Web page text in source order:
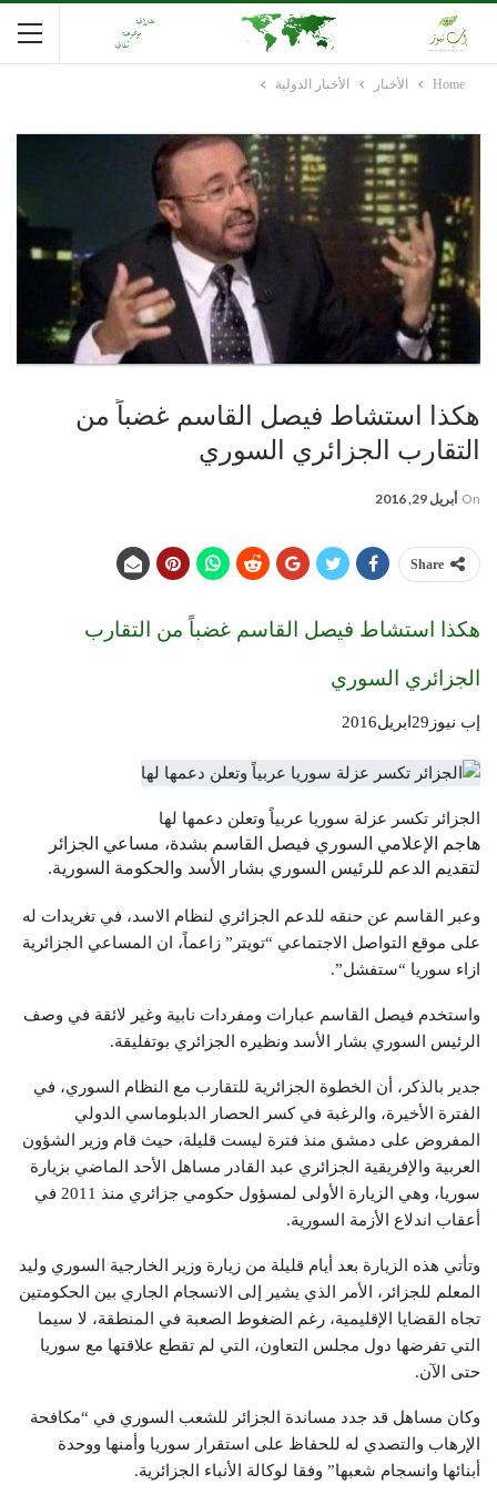
Home الأخبار الأخبار الدولية
هكذا استشاط فيصل القاسم غضباً من
التقارب الجزائري السوري
On أبريل 29, 2016
Share
هكذا استشاط فيصل القاسم غضباً من التقارب
الجزائري السوري
إب نيوز29ابريل2016
الجزائر تكسر عزلة سوريا عربياً وتعلن دعمها لها
هاجم الإعلامي السوري فيصل القاسم بشدة، مساعي الجزائر
لتقديم الدعم للرئيس السوري بشار الأسد والحكومة السورية.
وعبر القاسم عن حنقه للدعم الجزائري لنظام الاسد، في تغريدات له
على موقع التواصل الاجتماعي “تويتر” زاعماً، ان المساعي الجزائرية
ازاء سوريا “ستفشل”.
واستخدم فيصل القاسم عبارات ومفردات نابية وغير لائقة في وصف
الرئيس السوري بشار الأسد ونظيره الجزائري بوتفليقة.
جدير بالذكر، أن الخطوة الجزائرية للتقارب مع النظام السوري، في
الفترة الأخيرة، والرغبة في كسر الحصار الدبلوماسي الدولي
المفروض على دمشق منذ فترة ليست قليلة، حيث قام وزير الشؤون
العربية والإفريقية الجزائري عبد القادر مساهل الأحد الماضي بزيارة
سوريا، وهي الزيارة الأولى لمسؤول حكومي جزائري منذ 2011 في
أعقاب اندلاع الأزمة السورية.
وتأتي هذه الزيارة بعد أيام قليلة من زيارة وزير الخارجية السوري وليد
المعلم للجزائر، الأمر الذي يشير إلى الانسجام الجاري بين الحكومتين
تجاه القضايا الإقليمية، رغم الضغوط الصعبة في المنطقة، لا سيما
التي تفرضها دول مجلس التعاون، التي لم تقطع علاقتها مع سوريا
حتى الآن.
وكان مساهل قد جدد مساندة الجزائر للشعب السوري في “مكافحة
الإرهاب والتصدي له للحفاظ على استقرار سوريا وأمنها ووحدة
أبنائها وانسجام شعبها” وفقا لوكالة الأنباء الجزائرية.